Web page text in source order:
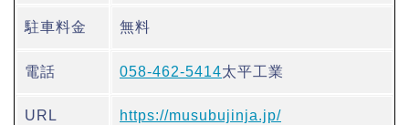
駐車料金 無料
電話 058-462-5414太平工業
URL https://musubujinja.jp/